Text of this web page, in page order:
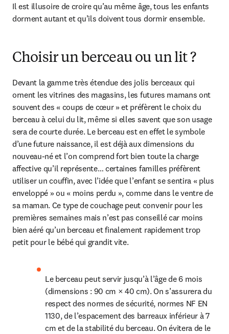
Il est illusoire de croire qu’au même âge, tous les enfants
dorment autant et qu’ils doivent tous dormir ensemble.
Choisir un berceau ou un lit ?
Devant la gamme très étendue des jolis berceaux qui
ornent les vitrines des magasins, les futures mamans ont
souvent des « coups de cœur » et préfèrent le choix du
berceau à celui du lit, même si elles savent que son usage
sera de courte durée. Le berceau est en effet le symbole
d’une future naissance, il est déjà aux dimensions du
nouveau-né et l’on comprend fort bien toute la charge
affective qu’il représente… certaines familles préfèrent
utiliser un couffin, avec l’idée que l’enfant se sentira « plus
enveloppé » ou « moins perdu », comme dans le ventre de
sa maman. Ce type de couchage peut convenir pour les
premières semaines mais n’est pas conseillé car moins
bien aéré qu’un berceau et finalement rapidement trop
petit pour le bébé qui grandit vite.
Le berceau peut servir jusqu’à l’âge de 6 mois
(dimensions : 90 cm × 40 cm). On s’assurera du
respect des normes de sécurité, normes NF EN
1130, de l’espacement des barreaux inférieur à 7
cm et de la stabilité du berceau. On évitera de le